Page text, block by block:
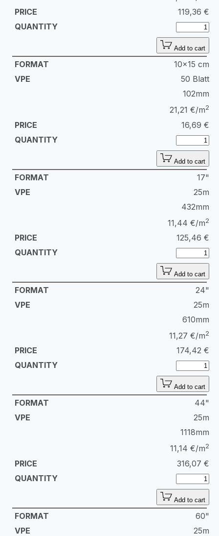
119,36 €
Add to cart
10x15 cm
50 Blatt
102mm
21,21 €/m2
16,69 €
Add to cart
17"
25m
432mm
11,44 €/m2
125,46 €
Add to cart
24"
25m
610mm
11,27 €/m2
174,42 €
Add to cart
44"
25m
1118mm
11,14 €/m2
316,07 €
Add to cart
60"
25m